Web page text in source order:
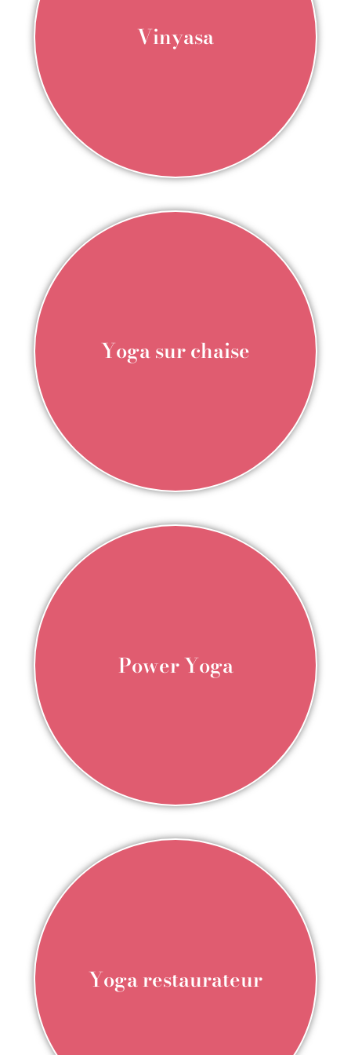
Vinyasa
Yoga sur chaise
Power Yoga
Yoga restaurateur